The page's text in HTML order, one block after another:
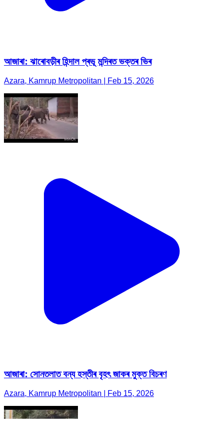
আজাৰা: ঝাৰোবড়ীৰ হিন্দাল প্ৰভূ মন্দিৰত ভক্তৰ ভিৰ
Azara, Kamrup Metropolitan | Feb 15, 2026
আজাৰা: সোনতলাত বন্য হস্তীৰ বৃহৎ জাকৰ মুক্ত বিচৰণ
Azara, Kamrup Metropolitan | Feb 15, 2026